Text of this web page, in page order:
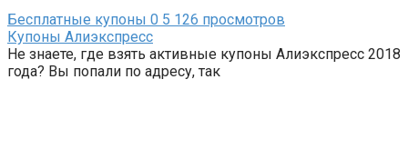
Бесплатные купоны 0 5 126 просмотров
Купоны Алиэкспресс
Не знаете, где взять активные купоны Алиэкспресс 2018
года? Вы попали по адресу, так